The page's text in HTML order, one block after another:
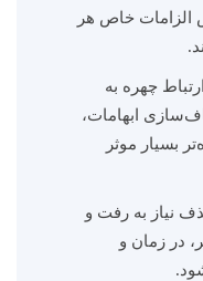
الزامات خاص هر
ارتباط چهره به
ابهامات،
بسیار موثر
نیاز به رفت و
در زمان و